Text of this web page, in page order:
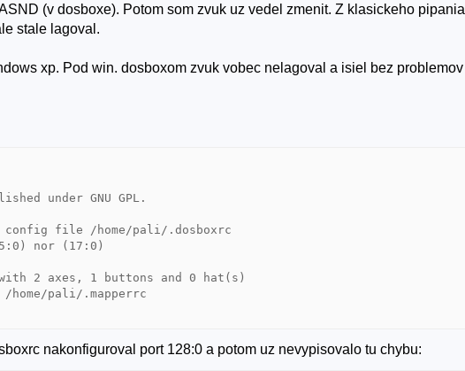
(v dosboxe). Potom som zvuk uz vedel zmenit. Z klasickeho pipania
stale lagoval.
xp. Pod win. dosboxom zvuk vobec nelagoval a isiel bez problemov
under GNU GPL.
config file /home/pali/.dosboxrc
nor (17:0)
2 axes, 1 buttons and 0 hat(s)
/home/pali/.mapperrc
nakonfiguroval port 128:0 a potom uz nevypisovalo tu chybu: